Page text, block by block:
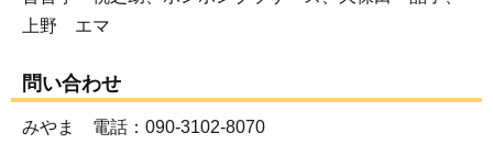
上野 エマ
問い合わせ
みやま 電話：090-3102-8070